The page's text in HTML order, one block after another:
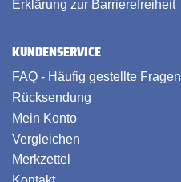
Erklärung zur Barrierefreiheit
KUNDENSERVICE
FAQ - Häufig gestellte Fragen
Rücksendung
Mein Konto
Vergleichen
Merkzettel